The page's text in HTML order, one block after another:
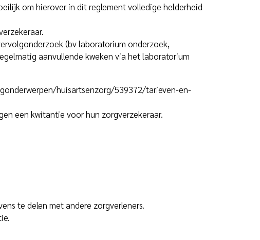
om hierover in dit reglement volledige helderheid
(bv laboratorium onderzoek,
aanvullende kweken via het laboratorium
huisartsenzorg/539372/tarieven-en-
een kwitantie voor hun zorgverzekeraar.
te delen met andere zorgverleners.